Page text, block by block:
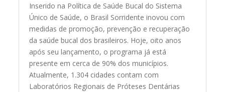
Inserido na Política de Saúde Bucal do Sistema
Único de Saúde, o Brasil Sorridente inovou com
medidas de promoção, prevenção e recuperação
da saúde bucal dos brasileiros. Hoje, oito anos
após seu lançamento, o programa já está
presente em cerca de 90% dos municípios.
Atualmente, 1.304 cidades contam com
Laboratórios Regionais de Próteses Dentárias